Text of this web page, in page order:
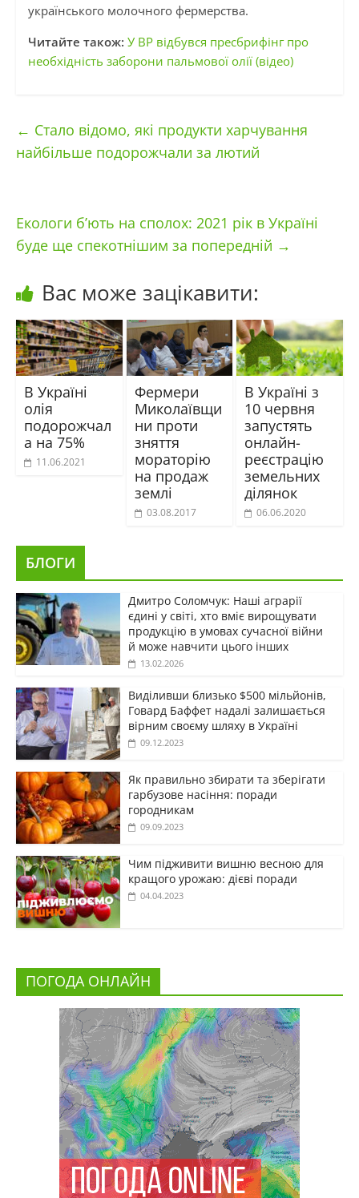
українського молочного фермерства.
Читайте також: У ВР відбувся пресбрифінг про
необхідність заборони пальмової олії (відео)
← Стало відомо, які продукти харчування
найбільше подорожчали за лютий
Екологи б’ють на сполох: 2021 рік в Україні
буде ще спекотнішим за попередній →
Вас може зацікавити:
В Україні
олія
подорожчал
а на 75%
11.06.2021
Фермери
Миколаївщи
ни проти
зняття
мораторію
на продаж
землі
03.08.2017
В Україні з
10 червня
запустять
онлайн-
реєстрацію
земельних
ділянок
06.06.2020
БЛОГИ
Дмитро Соломчук: Наші аграрії
єдині у світі, хто вміє вирощувати
продукцію в умовах сучасної війни
й може навчити цього інших
13.02.2026
Виділивши близько $500 мільйонів,
Говард Баффет надалі залишається
вірним своєму шляху в Україні
09.12.2023
Як правильно збирати та зберігати
гарбузове насіння: поради
городникам
09.09.2023
Чим підживити вишню весною для
кращого урожаю: дієві поради
04.04.2023
ПОГОДА ОНЛАЙН